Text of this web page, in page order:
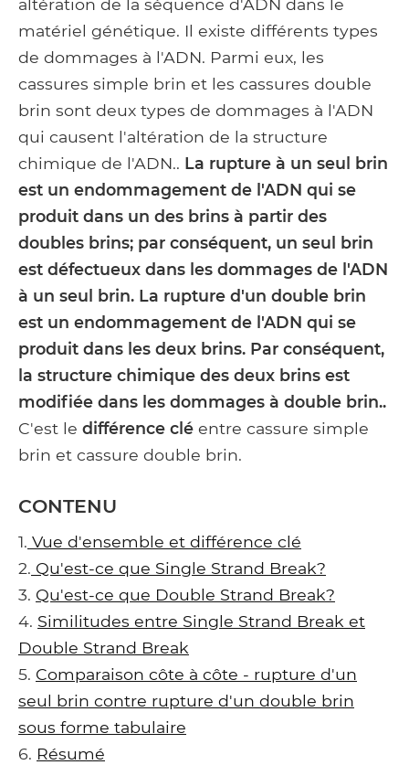
altération de la séquence d'ADN dans le
matériel génétique. Il existe différents types
de dommages à l'ADN. Parmi eux, les
cassures simple brin et les cassures double
brin sont deux types de dommages à l'ADN
qui causent l'altération de la structure
chimique de l'ADN.. La rupture à un seul brin
est un endommagement de l'ADN qui se
produit dans un des brins à partir des
doubles brins; par conséquent, un seul brin
est défectueux dans les dommages de l'ADN
à un seul brin. La rupture d'un double brin
est un endommagement de l'ADN qui se
produit dans les deux brins. Par conséquent,
la structure chimique des deux brins est
modifiée dans les dommages à double brin..
C'est le différence clé entre cassure simple
brin et cassure double brin.
CONTENU
1. Vue d'ensemble et différence clé
2. Qu'est-ce que Single Strand Break?
3. Qu'est-ce que Double Strand Break?
4. Similitudes entre Single Strand Break et
Double Strand Break
5. Comparaison côte à côte - rupture d'un
seul brin contre rupture d'un double brin
sous forme tabulaire
6. Résumé